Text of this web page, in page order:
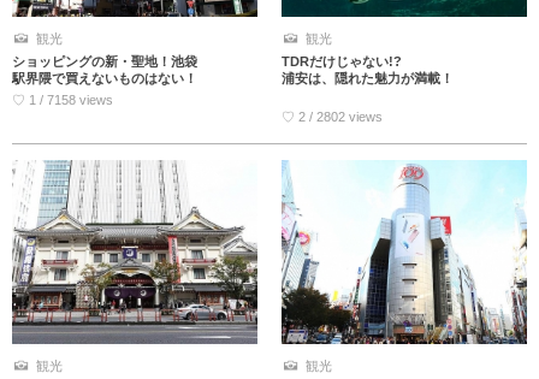
観光
ショッピングの新・聖地！池袋
駅界隈で買えないものはない！
♡ 1 / 7158 views
観光
TDRだけじゃない!?
浦安は、隠れた魅力が満載！
♡ 2 / 2802 views
観光
観光